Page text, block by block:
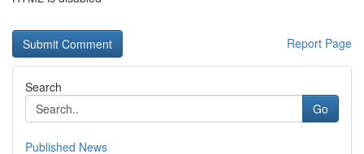
Report Page
Search
Go
Published News